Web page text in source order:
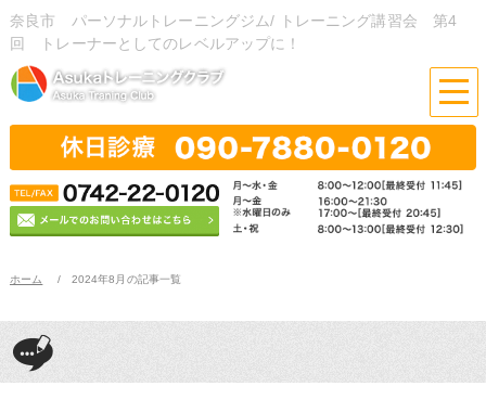
奈良市 パーソナルトレーニングジム/ トレーニング講習会 第4
回 トレーナーとしてのレベルアップに！
ホーム 2024年8月の記事一覧